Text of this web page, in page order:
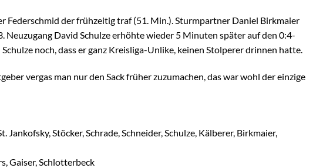
Federschmid der frühzeitig traf (51. Min.). Sturmpartner Daniel Birkmaier
Neuzugang David Schulze erhöhte wieder 5 Minuten später auf den 0:4-
noch, dass er ganz Kreisliga-Unlike, keinen Stolperer drinnen hatte.
vergas man nur den Sack früher zuzumachen, das war wohl der einzige
Jankofsky, Stöcker, Schrade, Schneider, Schulze, Kälberer, Birkmaier,
Gaiser, Schlotterbeck